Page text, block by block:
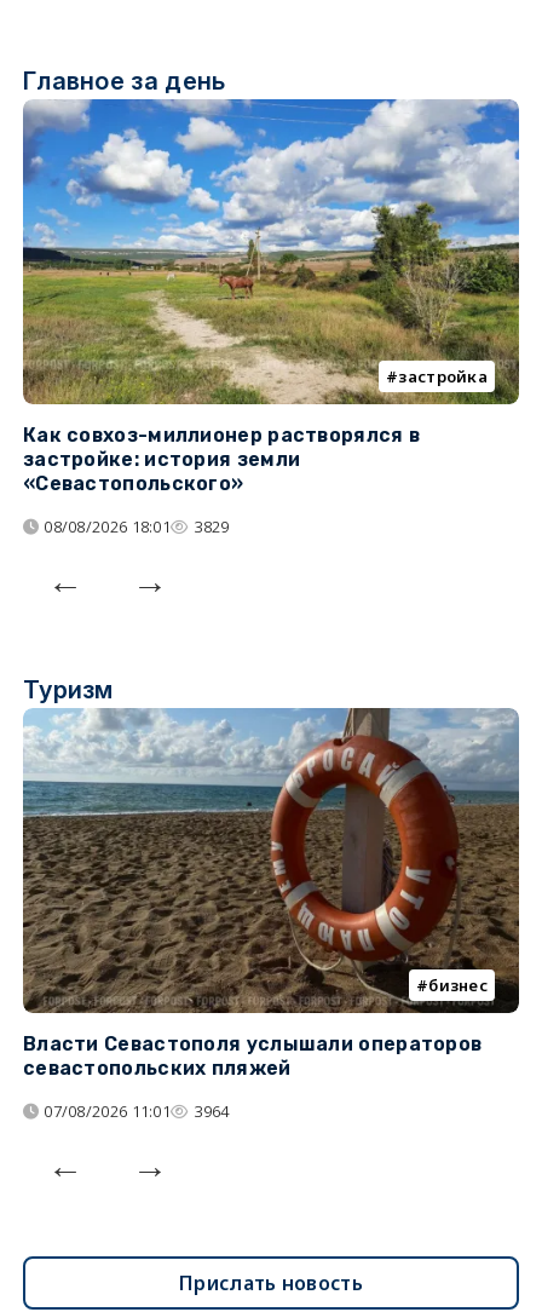
Главное за день
застройка
Как совхоз-миллионер растворялся в
застройке: история земли
«Севастопольского»
08/08/2026 18:01 3829
Туризм
бизнес
Власти Севастополя услышали операторов
севастопольских пляжей
07/08/2026 11:01 3964
Прислать новость